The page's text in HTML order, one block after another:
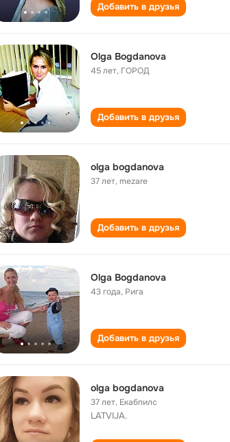
Добавить в друзья
Olga Bogdanova
45 лет, ГОРОД
Добавить в друзья
olga bogdanova
37 лет,mezare
Добавить в друзья
Olga Bogdanova
43 года, Рига
Добавить в друзья
olga bogdanova
37 лет, Екабпилс
LATVIJA.